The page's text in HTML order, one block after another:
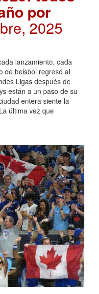
por
2025
lanzamiento, cada
de beisbol regresó al
Ligas después de
están a un paso de su
entera siente la
última vez que